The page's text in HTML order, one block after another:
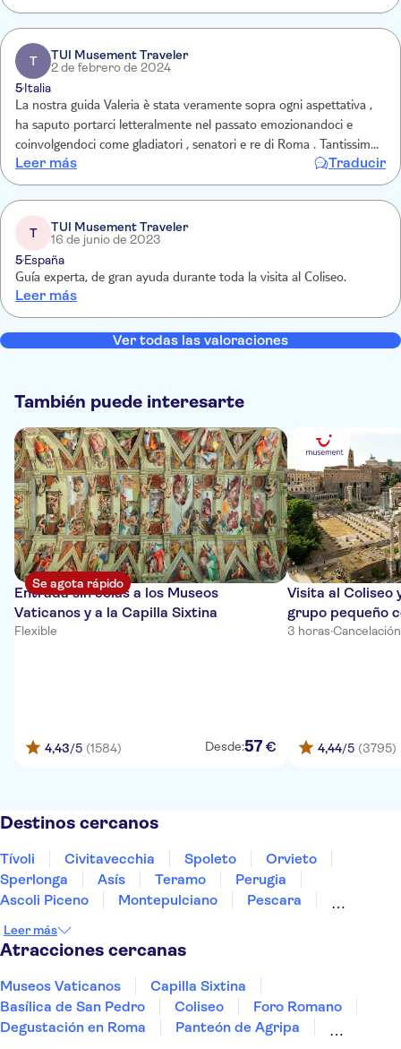
T
TUI Musement Traveler
2 de febrero de 2024
5Italia
La nostra guida Valeria è stata veramente sopra ogni aspettativa ,
ha saputo portarci letteralmente nel passato emozionandoci e
coinvolgendoci come gladiatori , senatori e re di Roma . Tantissimo
sapere ben esposto senza mai annoiare ma al contrario lasciandoti
aneddoti e pensieri , grazie
Leer más Traducir
T
TUI Musement Traveler
16 de junio de 2023
5España
Guía experta, de gran ayuda durante toda la visita al Coliseo.
Leer más
Ver todas las valoraciones
También puede interesarte
Se agota rápido
Entrada sin colas a los Museos
Vaticanos y a la Capilla Sixtina
Flexible
4,43/5 (1584) Desde:57 €
Visita al Coliseo
grupo pequeño
3 horas·
4,44/5 (3795)
Destinos cercanos
Tívoli Civitavecchia Spoleto
Orvieto
Sperlonga
Asís Teramo
Perugia
Ascoli Piceno
Montepulciano
Pescara
Leer más
Atracciones cercanas
Museos Vaticanos
Capilla Sixtina
Basílica de San Pedro
Coliseo
Foro Romano
Degustación en Roma
Panteón de Agripa